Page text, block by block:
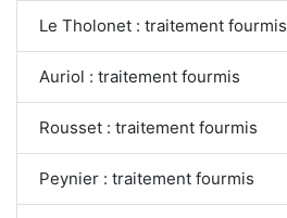
Le Tholonet : traitement fourmis
Auriol : traitement fourmis
Rousset : traitement fourmis
Peynier : traitement fourmis